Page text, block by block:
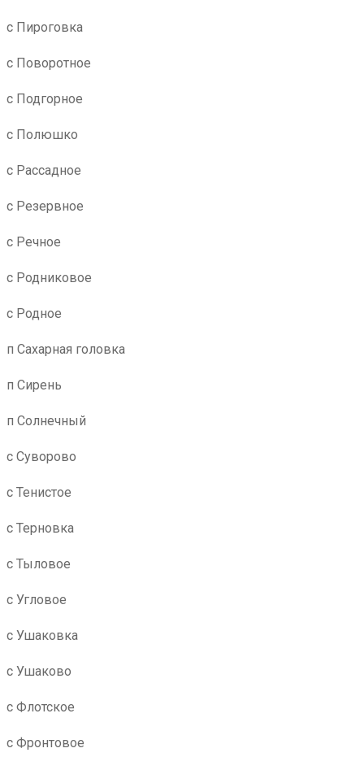
с Пироговка
с Поворотное
с Подгорное
с Полюшко
с Рассадное
с Резервное
с Речное
с Родниковое
с Родное
п Сахарная головка
п Сирень
п Солнечный
с Суворово
с Тенистое
с Терновка
с Тыловое
с Угловое
с Ушаковка
с Ушаково
с Флотское
с Фронтовое